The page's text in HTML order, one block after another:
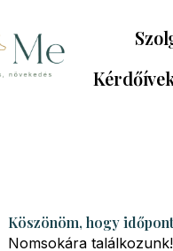
Köszönöm, hogy
Nomsokára találkozunk!